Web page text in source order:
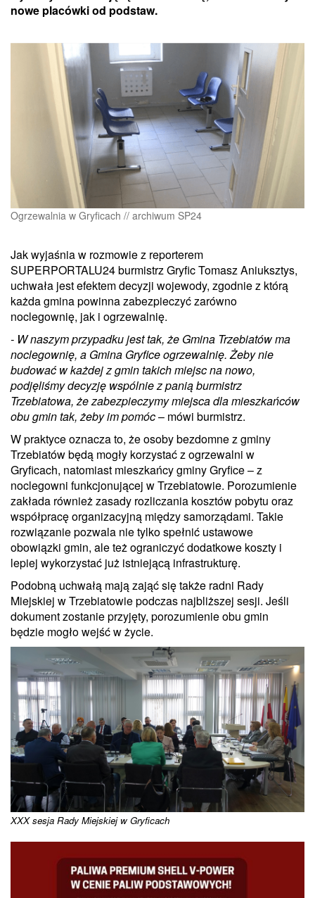
nowe placówki od podstaw.
Ogrzewalnia w Gryficach // archiwum SP24
Jak wyjaśnia w rozmowie z reporterem
SUPERPORTALU24 burmistrz Gryfic Tomasz Aniuksztys,
uchwała jest efektem decyzji wojewody, zgodnie z którą
każda gmina powinna zabezpieczyć zarówno
noclegownię, jak i ogrzewalnię.
- W naszym przypadku jest tak, że Gmina Trzebiatów ma
noclegownię, a Gmina Gryfice ogrzewalnię. Żeby nie
budować w każdej z gmin takich miejsc na nowo,
podjęliśmy decyzję wspólnie z panią burmistrz
Trzebiatowa, że zabezpieczymy miejsca dla mieszkańców
obu gmin tak, żeby im pomóc– mówi burmistrz.
W praktyce oznacza to, że osoby bezdomne z gminy
Trzebiatów będą mogły korzystać z ogrzewalni w
Gryficach, natomiast mieszkańcy gminy Gryfice – z
noclegowni funkcjonującej w Trzebiatowie. Porozumienie
zakłada również zasady rozliczania kosztów pobytu oraz
współpracę organizacyjną między samorządami. Takie
rozwiązanie pozwala nie tylko spełnić ustawowe
obowiązki gmin, ale też ograniczyć dodatkowe koszty i
lepiej wykorzystać już istniejącą infrastrukturę.
Podobną uchwałą mają zająć się także radni Rady
Miejskiej w Trzebiatowie podczas najbliższej sesji. Jeśli
dokument zostanie przyjęty, porozumienie obu gmin
będzie mogło wejść w życie.
XXX sesja Rady Miejskiej w Gryficach